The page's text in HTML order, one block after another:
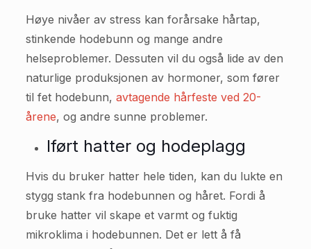
Høye nivåer av stress kan forårsake hårtap,
stinkende hodebunn og mange andre
helseproblemer. Dessuten vil du også lide av den
naturlige produksjonen av hormoner, som fører
til fet hodebunn, avtagende hårfeste ved 20-
årene, og andre sunne problemer.
Iført hatter og hodeplagg
Hvis du bruker hatter hele tiden, kan du lukte en
stygg stank fra hodebunnen og håret. Fordi å
bruke hatter vil skape et varmt og fuktig
mikroklima i hodebunnen. Det er lett å få